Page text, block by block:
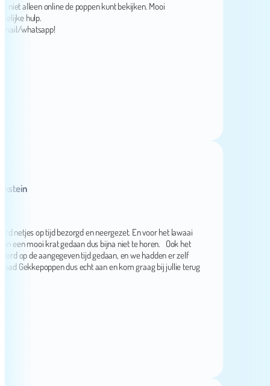
alleen online de poppen kunt bekijken. Mooi
hulp.
whatsapp!
op tijd bezorgd en neergezet. En voor het lawaai
mooi krat gedaan dus bijna niet te horen. Ook het
de aangegeven tijd gedaan, en we hadden er zelf
dus echt aan en kom graag bij jullie terug